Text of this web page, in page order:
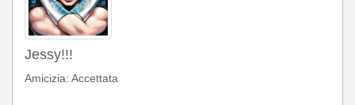
Jessy!!!
Amicizia: Accettata